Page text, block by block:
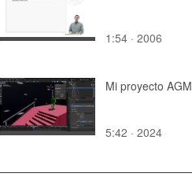
1:54 · 2006
Mi proyecto AGM
5:42 · 2024